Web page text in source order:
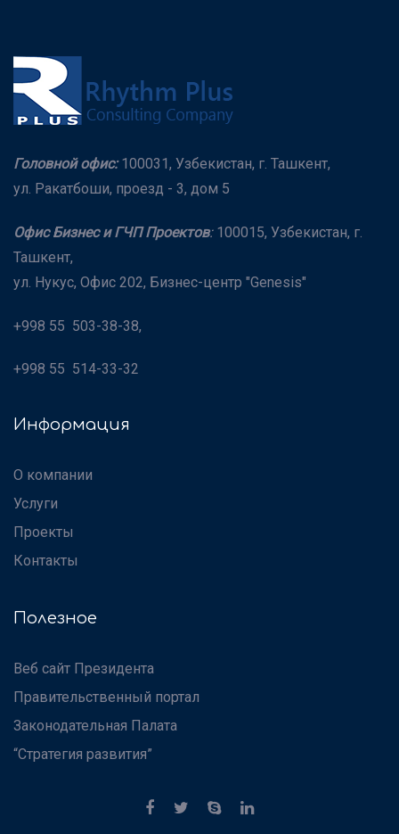
Головной офис:100031, Узбекистан, г. Ташкент,
ул. Ракатбоши, проезд - 3, дом 5
Офис Бизнес и ГЧП Проектов:100015, Узбекистан, г.
Ташкент,
ул. Нукус, Офис 202, Бизнес-центр "Genesis"
+998 55 503-38-38,
+998 55 514-33-32
Информация
О компании
Услуги
Проекты
Контакты
Полезное
Веб сайт Президента
Правительственный портал
Законодательная Палата
“Стратегия развития”